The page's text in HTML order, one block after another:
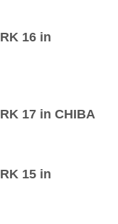
16 in
17 in CHIBA
15 in